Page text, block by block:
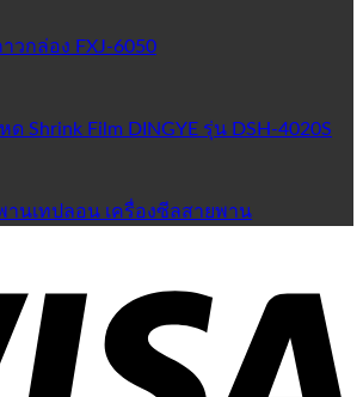
วกล่อง FXJ-6050
Shrink Film DINGYE รุ่น DSH-4020S
านเทปลอน เครื่องซีลสายพาน